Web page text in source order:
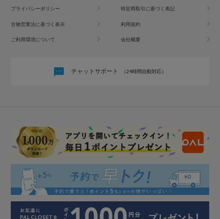
プライバシーポリシー 特定商取引に基づく表記
古物営業法に基づく表示 利用規約
ご利用環境について 会社概要
チャットサポート （24時間自動対応）